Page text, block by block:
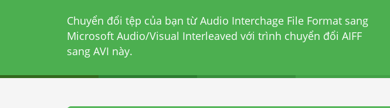
Chuyển đổi tệp của bạn từ Audio Interchage File Format sang
Microsoft Audio/Visual Interleaved với trình chuyển đổi AIFF
sang AVI này.